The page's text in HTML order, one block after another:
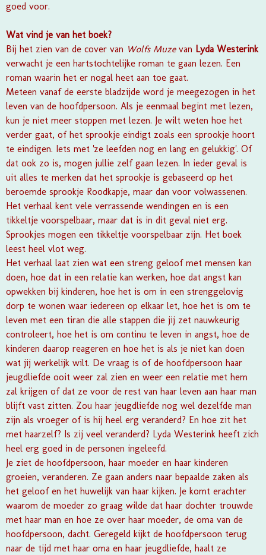
goed voor.
Wat vind je van het boek?
Bij het zien van de cover van Wolfs Muze van Lyda Westerink
verwacht je een hartstochtelijke roman te gaan lezen. Een
roman waarin het er nogal heet aan toe gaat.
Meteen vanaf de eerste bladzijde word je meegezogen in het
leven van de hoofdpersoon. Als je eenmaal begint met lezen,
kun je niet meer stoppen met lezen. Je wilt weten hoe het
verder gaat, of het sprookje eindigt zoals een sprookje hoort
te eindigen. Iets met 'ze leefden nog en lang en gelukkig'. Of
dat ook zo is, mogen jullie zelf gaan lezen. In ieder geval is
uit alles te merken dat het sprookje is gebaseerd op het
beroemde sprookje Roodkapje, maar dan voor volwassenen.
Het verhaal kent vele verrassende wendingen en is een
tikkeltje voorspelbaar, maar dat is in dit geval niet erg.
Sprookjes mogen een tikkeltje voorspelbaar zijn. Het boek
leest heel vlot weg.
Het verhaal laat zien wat een streng geloof met mensen kan
doen, hoe dat in een relatie kan werken, hoe dat angst kan
opwekken bij kinderen, hoe het is om in een strenggelovig
dorp te wonen waar iedereen op elkaar let, hoe het is om te
leven met een tiran die alle stappen die jij zet nauwkeurig
controleert, hoe het is om continu te leven in angst, hoe de
kinderen daarop reageren en hoe het is als je niet kan doen
wat jij werkelijk wilt. De vraag is of de hoofdpersoon haar
jeugdliefde ooit weer zal zien en weer een relatie met hem
zal krijgen of dat ze voor de rest van haar leven aan haar man
blijft vast zitten. Zou haar jeugdliefde nog wel dezelfde man
zijn als vroeger of is hij heel erg veranderd? En hoe zit het
met haarzelf? Is zij veel veranderd? Lyda Westerink heeft zich
heel erg goed in de personen ingeleefd.
Je ziet de hoofdpersoon, haar moeder en haar kinderen
groeien, veranderen. Ze gaan anders naar bepaalde zaken als
het geloof en het huwelijk van haar kijken. Je komt erachter
waarom de moeder zo graag wilde dat haar dochter trouwde
met haar man en hoe ze over haar moeder, de oma van de
hoofdpersoon, dacht. Geregeld kijkt de hoofdpersoon terug
naar de tijd met haar oma en haar jeugdliefde, haalt ze